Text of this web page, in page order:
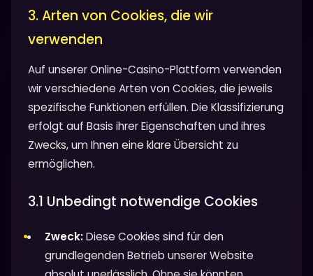
3. Arten von Cookies, die wir
verwenden
Auf unserer Online-Casino-Plattform verwenden
wir verschiedene Arten von Cookies, die jeweils
spezifische Funktionen erfüllen. Die Klassifizierung
erfolgt auf Basis ihrer Eigenschaften und ihres
Zwecks, um Ihnen eine klare Übersicht zu
ermöglichen.
3.1 Unbedingt notwendige Cookies
Zweck:Diese Cookies sind für den
grundlegenden Betrieb unserer Website